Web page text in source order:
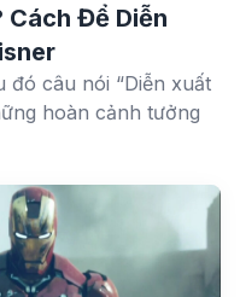
Cách Để Diễn
đó câu nói “Diễn xuất
hoàn cảnh tưởng